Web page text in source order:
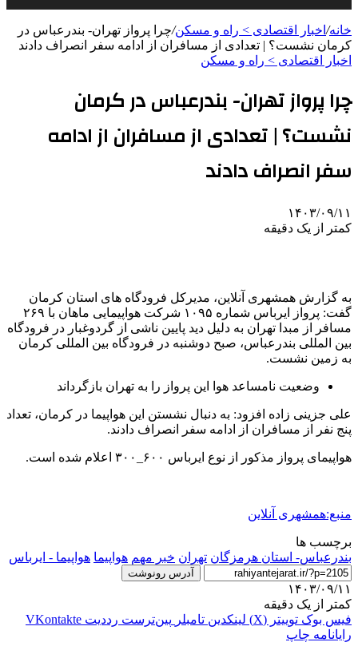
خانه/ اخبار اقتصادی > راه و مسکن/چرا پرواز تهران- بندرعباس در
کرمان نشست؟ | تعدادی از مسافران از ادامه سفر انصراف دادند
اخبار اقتصادی > راه و مسکن
چرا پرواز تهران- بندرعباس در کرمان
نشست؟ | تعدادی از مسافران از ادامه
سفر انصراف دادند
۱۴۰۳/۰۹/۱۱
کمتر از یک دقیقه
به گزارش همشهری آنلاین، مدیرکل فرودگاه های استان کرمان
گفت: پرواز ایرباس شماره ۱۰۹۵ شرکت هواپیمایی ماهان با ۲۶۹
مسافر از مبدا تهران به دلیل دید پایین ناشی از گردوغبار در فرودگاه
بین المللی بندرعباس، صبح دوشنبه در فرودگاه بین المللی کرمان
به زمین نشست.
وضعیت نامساعد هوا این پرواز را به تهران بازگرداند
علی جزینی زاده افزود: به دنبال نشستن این هواپیما در کرمان، تعداد
پنج نفر از مسافران از ادامه سفر انصراف دادند.
هواپیمای پرواز مذکور از نوع ایرباس ۶۰۰_۳۰۰ اعلام شده است.
منبع:همشهری آنلاین
برچسب ها
بندرعباس- استان هرمزگان تهران خبر مهم هواپیما هواپیما - ایرباس
آدرس رونوشت
۱۴۰۳/۰۹/۱۱
کمتر از یک دقیقه
فیس بوک توییتر (X) لینکدین ‫تامبلر ‫پین‌ترست ‫رددیت ‫VKontakte
رایانامه چاپ